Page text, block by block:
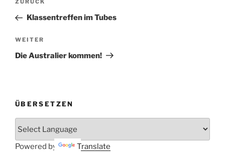
Vorheriger
Beitrag
ZURÜCK
Klassentreffen im Tubes
Nächster
Beitrag
WEITER
Die Australier kommen!
ÜBERSETZEN
Powered by Translate